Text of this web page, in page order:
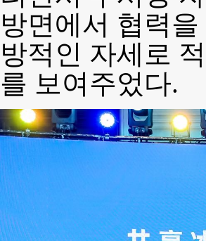
방면에서 협력
방적인 자세로
를 보여주었다.